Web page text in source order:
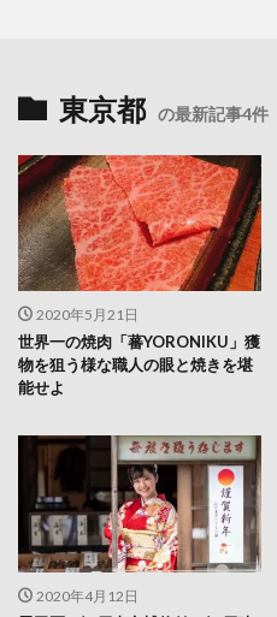
東京都 の最新記事4件
2020年5月21日
世界一の焼肉「蕃YORONIKU」獲
物を狙う様な職人の眼と焼きを堪
能せよ
2020年4月12日